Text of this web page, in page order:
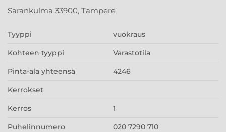
Sarankulma 33900, Tampere
Tyyppi vuokraus
Kohteen tyyppi Varastotila
Pinta-ala yhteensä 4246
Kerrokset
Kerros 1
Puhelinnumero 020 7290 710